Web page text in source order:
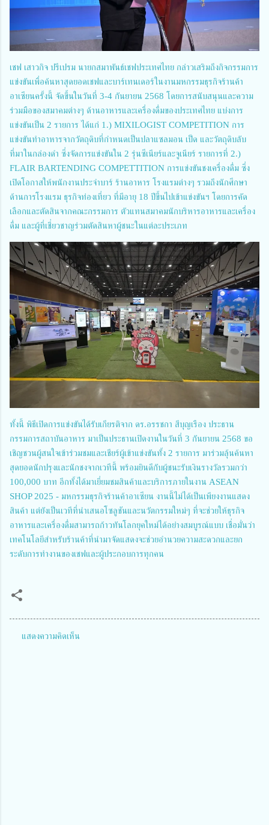
เชฟ เสาวกิจ ปรีเปรม นายกสมาพันธ์เชฟประเทศไทย กล่าวเสริมถึงกิจกรรมการ
แข่งขันเพื่อค้นหาสุดยอดเชฟและบาร์เทนเดอร์ในงานมหกรรมธุรกิจร้านค้า
อาเซียนครั้งนี้ จัดขึ้นในวันที่ 3-4 กันยายน 2568 โดยการสนับสนุนและความ
ร่วมมือของสมาคมต่างๆ ด้านอาหารและเครื่องดื่มของประเทศไทย แบ่งการ
แข่งขันเป็น 2 รายการ ได้แก่ 1.) MIXILOGIST COMPETITION การ
แข่งขันทำอาหารจากวัตถุดิบที่กำหนดเป็นปลาแซลมอน เป็ด และวัตถุดิบลับ
ที่มาในกล่องดำ ซึ่งจัดการแข่งขันใน 2 รุ่นซีเนียร์และจูเนียร์ รายการที่ 2.)
FLAIR BARTENDING COMPETTITION การแข่งขันชงเครื่องดื่ม ซึ่ง
เปิดโอกาสให้พนักงานประจำบาร์ ร้านอาหาร โรงแรมต่างๆ รวมถึงนักศึกษา
ด้านการโรงแรม ธุรกิจท่องเที่ยว ที่มีอายุ 18 ปีขึ้นไปเข้าแข่งขันฯ โดยการคัด
เลือกและตัดสินจากคณะกรรมการ ตัวแทนสมาคมนักบริหารอาหารและเครื่อง
ดื่ม และผู้ที่เชี่ยวชาญร่วมตัดสินหาผู้ชนะในแต่ละประเภท
ทั้งนี้ พิธีเปิดการแข่งขันได้รับเกียรติจาก ดร.อรรชกา สีบุญเรือง ประธาน
กรรมการสถาบันอาหาร มาเป็นประธานเปิดงานในวันที่ 3 กันยายน 2568 ขอ
เชิญชวนผู้สนใจเข้าร่วมชมและเชียร์ผู้เข้าแข่งขันทั้ง 2 รายการ มาร่วมลุ้นค้นหา
สุดยอดนักปรุงและนักชงจากเวทีนี้ พร้อมยินดีกับผู้ชนะรับเงินรางวัลรวมกว่า
100,000 บาท อีกทั้งได้มาเยี่ยมชมสินค้าและบริการภายในงาน ASEAN
SHOP 2025 - มหกรรมธุรกิจร้านค้าอาเซียน งานนี้ไม่ได้เป็นเพียงงานแสดง
สินค้า แต่ยังเป็นเวทีที่นำเสนอโซลูชันและนวัตกรรมใหม่ๆ ที่จะช่วยให้ธุรกิจ
อาหารและเครื่องดื่มสามารถก้าวทันโลกยุคใหม่ได้อย่างสมบูรณ์แบบ เชื่อมั่นว่า
เทคโนโลยีสำหรับร้านค้าที่นำมาจัดแสดงจะช่วยอำนวยความสะดวกและยก
ระดับการทำงานของเชฟและผู้ประกอบการทุกคน
แสดงความคิดเห็น